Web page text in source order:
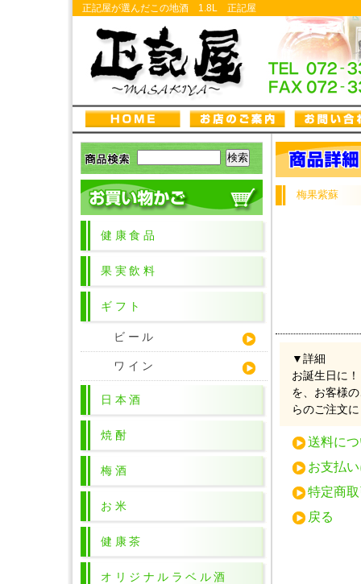
正記屋が選んだこの地酒 1.8L 正記屋
梅果紫蘇
▼詳細
お誕生日に
を、お客様
らのご注文
送料に
お支払
特定商
戻る
健康食品
果実飲料
ギフト
ビール
ワイン
日本酒
焼酎
梅酒
お米
健康茶
オリジナルラベル酒